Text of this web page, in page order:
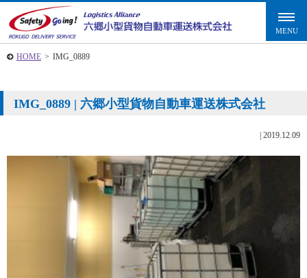
HOME > IMG_0889
IMG_0889 | 六郷小型貨物自動車運送株式会社
2019.12.09